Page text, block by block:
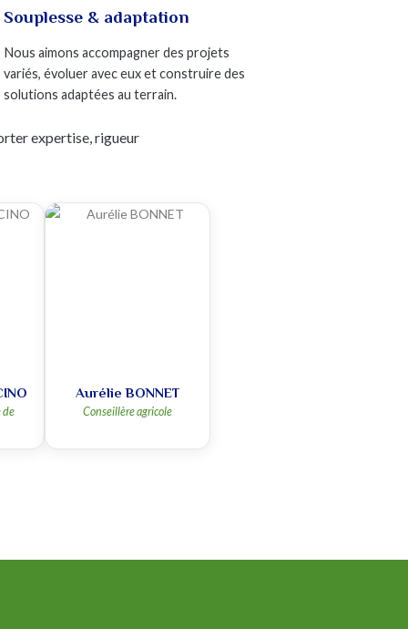
Souplesse & adaptation
Nous aimons accompagner des projets
variés, évoluer avec eux et construire des
solutions adaptées au terrain.
expertise, rigueur
de
Aurélie BONNET
Conseillère agricole